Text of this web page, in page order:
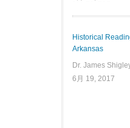
Historical
Arkansas
Dr. James
6月 19, 2017